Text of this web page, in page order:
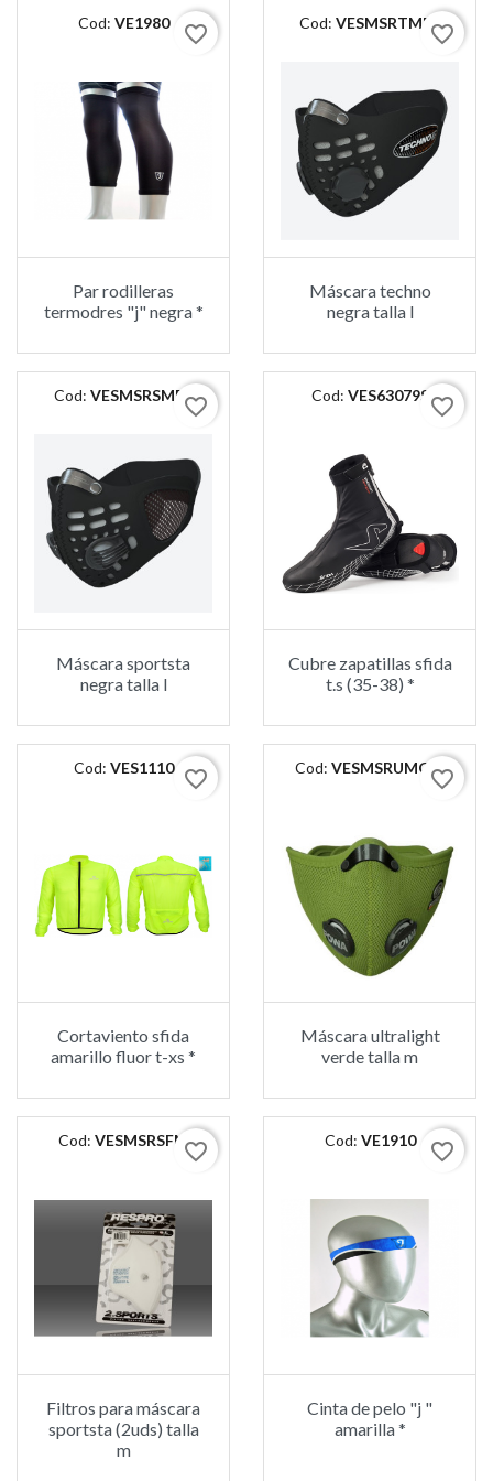
Cod: VE1980 favorite_border
Par rodilleras
termodres "j" negra *
Cod: VESMSRTMBLfavorite_border
Máscara techno
negra talla l
Cod: VESMSRSMBLfavorite_border
Máscara sportsta
negra talla l
Cod: VES63079S favorite_border
Cubre zapatillas sfida
t.s (35-38) *
Cod: VES1110 favorite_border
Cortaviento sfida
amarillo fluor t-xs *
Cod: VESMSRUMGMfavorite_border
Máscara ultralight
verde talla m
Cod: VESMSRSFMfavorite_border
Filtros para máscara
sportsta (2uds) talla
m
Cod: VE1910 favorite_border
Cinta de pelo "j "
amarilla *